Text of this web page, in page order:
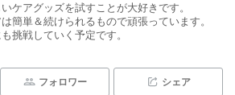
ケアグッズを試すことが大好きです。
簡単＆続けられるもので頑張っています。
挑戦していく予定です。
フォロワー シェア